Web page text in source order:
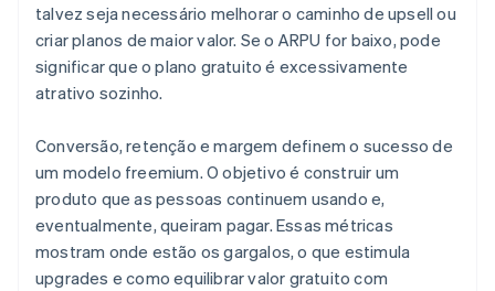
talvez seja necessário melhorar o caminho de upsell ou
criar planos de maior valor. Se o ARPU for baixo, pode
significar que o plano gratuito é excessivamente
atrativo sozinho.
Conversão, retenção e margem definem o sucesso de
um modelo freemium. O objetivo é construir um
produto que as pessoas continuem usando e,
eventualmente, queiram pagar. Essas métricas
mostram onde estão os gargalos, o que estimula
upgrades e como equilibrar valor gratuito com